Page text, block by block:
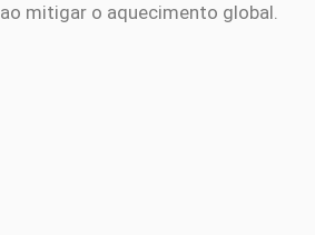
ao mitigar o aquecimento global.